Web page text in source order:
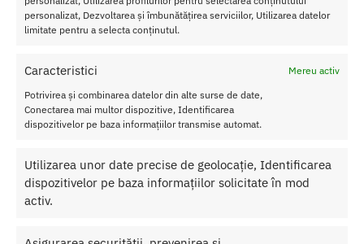
personalizat, Dezvoltarea și îmbunătățirea serviciilor, Utilizarea datelor
limitate pentru a selecta conținutul.
Caracteristici
Mereu activ
Potrivirea și combinarea datelor din alte surse de date,
Conectarea mai multor dispozitive, Identificarea
dispozitivelor pe baza informațiilor transmise automat.
Utilizarea unor date precise de geolocație, Identificarea
dispozitivelor pe baza informațiilor solicitate în mod
activ.
ng
200
Princ
ipale
le calitati ale lenjeriei sexy sunt urmatoarele:
Material: 97% Poliester si 3% Elastan
Culoare:Negru